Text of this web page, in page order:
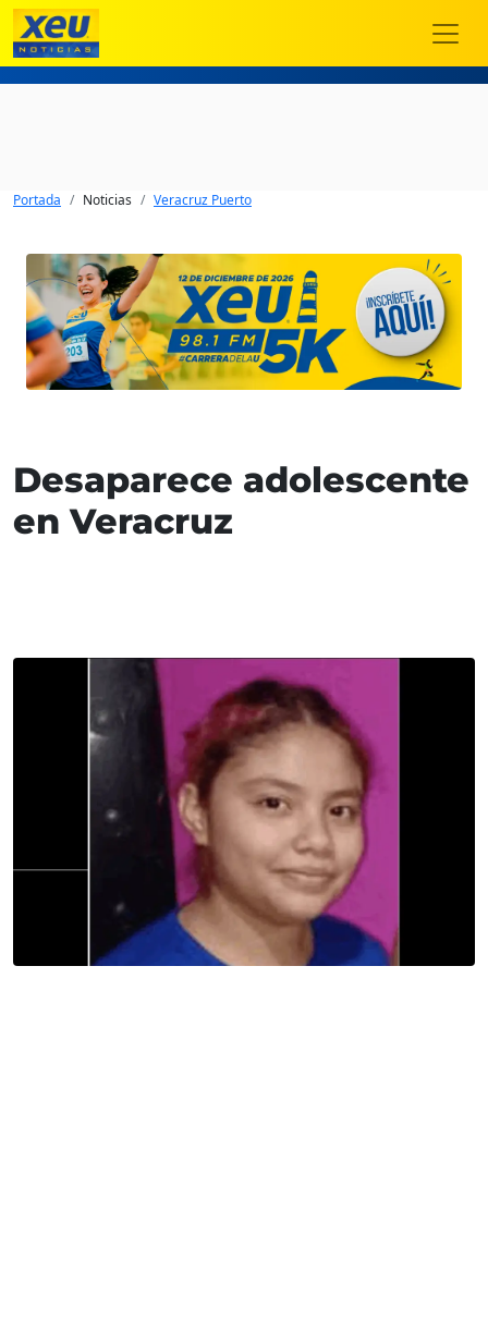
Portada Noticias Veracruz Puerto
Desaparece adolescente
en Veracruz